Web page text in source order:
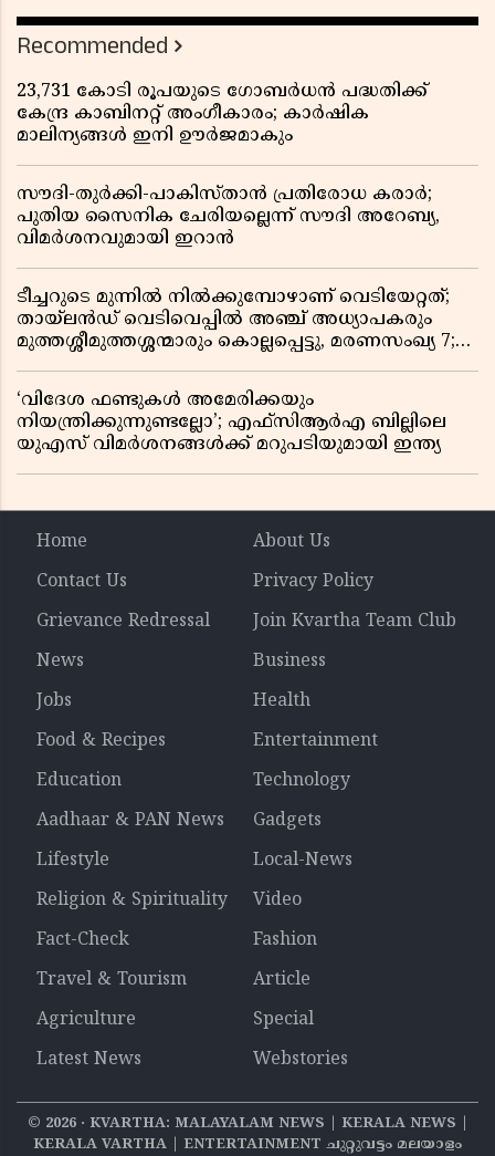
Recommended
23,731 കോടി രൂപയുടെ ഗോബർധൻ പദ്ധതിക്ക്
കേന്ദ്ര കാബിനറ്റ് അംഗീകാരം; കാർഷിക
മാലിന്യങ്ങൾ ഇനി ഊർജമാകും
സൗദി-തുർക്കി-പാകിസ്താൻ പ്രതിരോധ കരാർ;
പുതിയ സൈനിക ചേരിയല്ലെന്ന് സൗദി അറേബ്യ,
വിമർശനവുമായി ഇറാൻ
ടീച്ചറുടെ മുന്നിൽ നിൽക്കുമ്പോഴാണ് വെടിയേറ്റത്;
തായ്‌ലൻഡ് വെടിവെപ്പിൽ അഞ്ച് അധ്യാപകരും
മുത്തശ്ശീമുത്തശ്ശന്മാരും കൊല്ലപ്പെട്ടു, മരണസംഖ്യ 7;
‘വിദേശ ഫണ്ടുകൾ അമേരിക്കയും
നിയന്ത്രിക്കുന്നുണ്ടല്ലോ’; എഫ്സിആർഎ ബില്ലിലെ
യുഎസ് വിമർശനങ്ങൾക്ക് മറുപടിയുമായി ഇന്ത്യ
Home
About Us
Contact Us
Privacy Policy
Grievance Redressal
Join Kvartha Team Club
News
Business
Jobs
Health
Food & Recipes
Entertainment
Education
Technology
Aadhaar & PAN News
Gadgets
Lifestyle
Local-News
Religion & Spirituality
Video
Fact-Check
Fashion
Travel & Tourism
Article
Agriculture
Special
Latest News
Webstories
© 2026‧ KVARTHA: MALAYALAM NEWS | KERALA NEWS |
KERALA VARTHA | ENTERTAINMENT ചുറ്റുവട്ടം മലയാളം